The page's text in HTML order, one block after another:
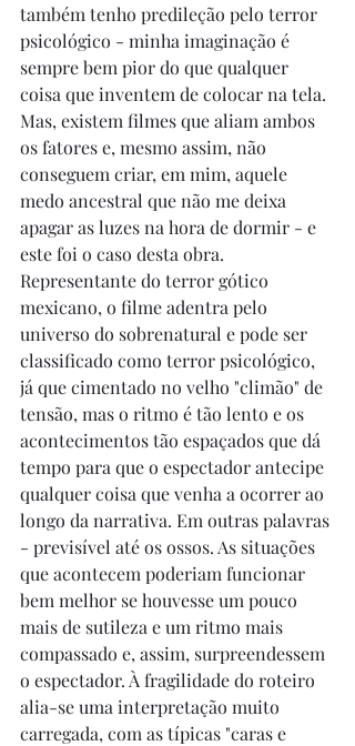
também tenho predileção pelo terror
psicológico - minha imaginação é
sempre bem pior do que qualquer
coisa que inventem de colocar na tela.
Mas, existem filmes que aliam ambos
os fatores e, mesmo assim, não
conseguem criar, em mim, aquele
medo ancestral que não me deixa
apagar as luzes na hora de dormir - e
este foi o caso desta obra.
Representante do terror gótico
mexicano, o filme adentra pelo
universo do sobrenatural e pode ser
classificado como terror psicológico,
já que cimentado no velho "climão" de
tensão, mas o ritmo é tão lento e os
acontecimentos tão espaçados que dá
tempo para que o espectador antecipe
qualquer coisa que venha a ocorrer ao
longo da narrativa. Em outras palavras
- previsível até os ossos. As situações
que acontecem poderiam funcionar
bem melhor se houvesse um pouco
mais de sutileza e um ritmo mais
compassado e, assim, surpreendessem
o espectador. À fragilidade do roteiro
alia-se uma interpretação muito
carregada, com as típicas "caras e